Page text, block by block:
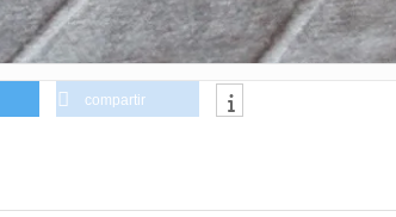
compartir